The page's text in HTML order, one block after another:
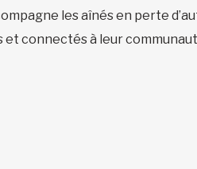
les aînés en perte
connectés à leur